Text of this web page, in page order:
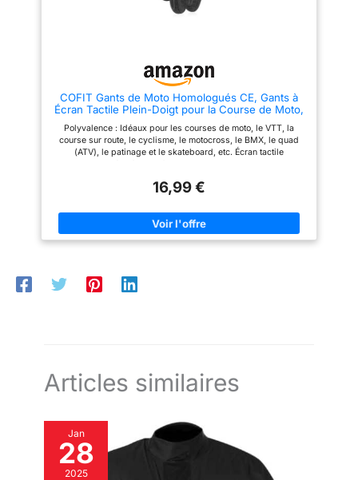
COFIT Gants de Moto Homologués CE, Gants à
Écran Tactile Plein-Doigt pour la Course de Moto,
Sports de Plein Air - Noir XL
Polyvalence : Idéaux pour les courses de moto, le VTT, la
course sur route, le cyclisme, le motocross, le BMX, le quad
(ATV), le patinage et le skateboard, etc. Écran tactile
appareils à écran tactile. Adhérence optimisée : Le gel de
des guidons et une sécurité accrue lors de la conduite.
Protection intégrale : Avec coques aux articulations et paume
rembourrée, ces gants protègent efficacement en course
Préférez une taille supérieure pour les paumes larges. Entre
16,99 €
Articles similaires
Jan
28
2025